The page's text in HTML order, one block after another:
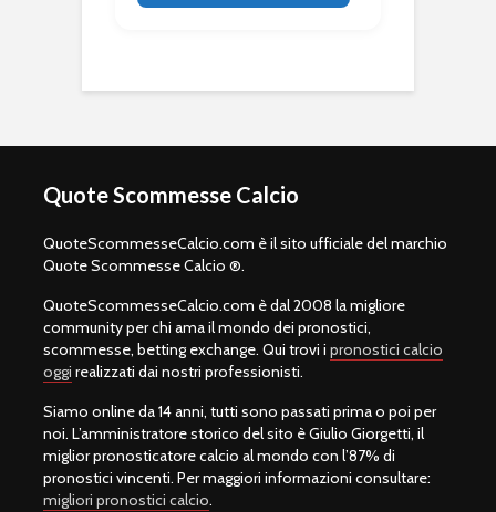
Quote Scommesse Calcio
QuoteScommesseCalcio.com è il sito ufficiale del marchio
Quote Scommesse Calcio ®.
QuoteScommesseCalcio.com è dal 2008 la migliore
community per chi ama il mondo dei pronostici,
scommesse, betting exchange. Qui trovi i pronostici calcio
oggi realizzati dai nostri professionisti.
Siamo online da 14 anni, tutti sono passati prima o poi per
noi. L’amministratore storico del sito è Giulio Giorgetti, il
miglior pronosticatore calcio al mondo con l’87% di
pronostici vincenti. Per maggiori informazioni consultare:
migliori pronostici calcio.